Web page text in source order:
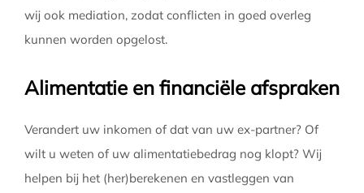
wij ook mediation, zodat conflicten in goed overleg
kunnen worden opgelost.
Alimentatie en financiële afspraken
Verandert uw inkomen of dat van uw ex-partner? Of
wilt u weten of uw alimentatiebedrag nog klopt? Wij
helpen bij het (her)berekenen en vastleggen van